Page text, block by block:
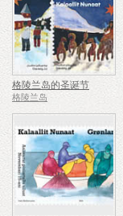
格陵兰岛的圣诞节
格陵兰岛